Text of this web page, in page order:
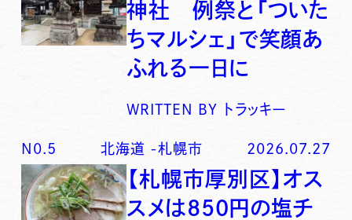
神社 例祭と「ついた
ちマルシェ」で笑顔あ
ふれる一日に
WRITTEN BY トラッキー
N0. 5 北海道 -札幌市 2026.07.27
【札幌市厚別区】オス
スメは850円の塩チ